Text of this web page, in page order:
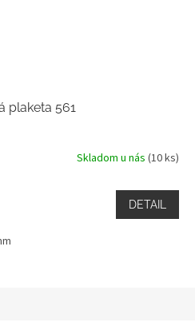
plaketa 561
Skladom u nás (10 ks)
DETAIL